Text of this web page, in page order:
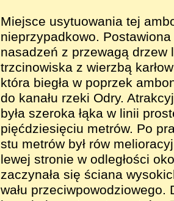
Miejsce usytuowania tej
nieprzypadkowo.
nasadzeń z przewagą drzew
trzcinowiska z wierzbą
która biegła w poprzek
do kanału rzeki Odry.
była szeroka łąka w linii
pięćdziesięciu metrów. Po
stu metrów był rów
lewej stronie w odległości
zaczynała się ściana
wału